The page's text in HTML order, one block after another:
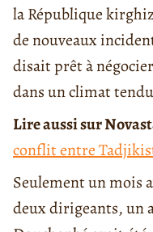
la République
de nouveaux
disait prêt à
dans un climat
Lire aussi sur
conflit entre
Seulement un mois
deux dirigeants, un